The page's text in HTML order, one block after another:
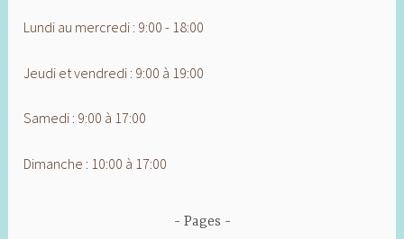
Lundi au mercredi : 9:00 - 18:00
Jeudi et vendredi : 9:00 à 19:00
Samedi : 9:00 à 17:00
Dimanche : 10:00 à 17:00
Pages